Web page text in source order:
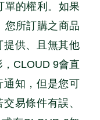
單的權利。如果
您所訂購之商品
提供、且無其他
CLOUD 9會直
通知，但是您可
易條件有誤、